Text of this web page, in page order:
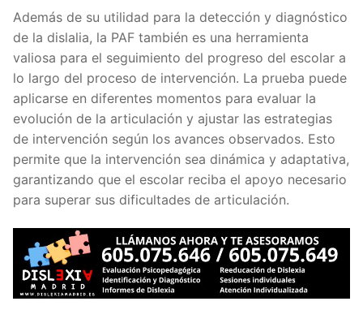
Además de su utilidad para la detección y diagnóstico
de la dislalia, la PAF también es una herramienta
valiosa para el seguimiento del progreso del escolar a
lo largo del proceso de intervención. La prueba puede
aplicarse en diferentes momentos para evaluar la
evolución de la articulación y ajustar las estrategias
de intervención según los avances observados. Esto
permite que la intervención sea dinámica y adaptativa,
garantizando que el escolar reciba el apoyo necesario
para superar sus dificultades de articulación.